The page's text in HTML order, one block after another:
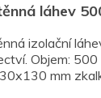
láhev
izolační
Objem:
mm